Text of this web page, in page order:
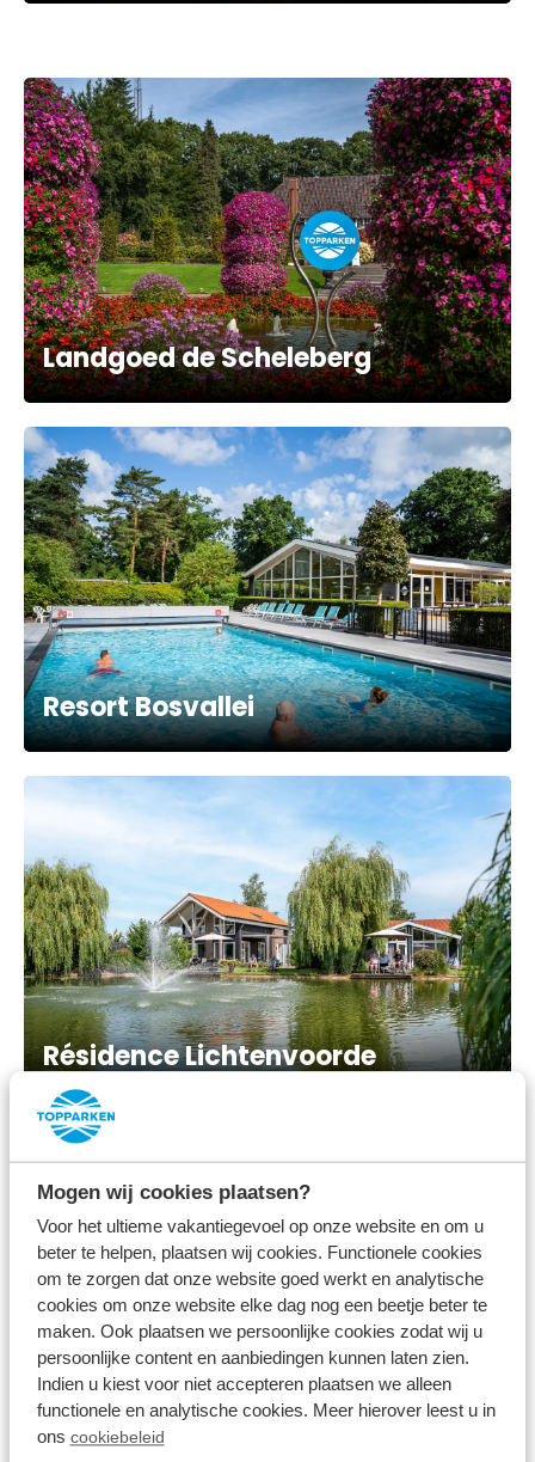
Mogen wij cookies plaatsen?
Voor het ultieme vakantiegevoel op onze website en om u
beter te helpen, plaatsen wij cookies. Functionele cookies
om te zorgen dat onze website goed werkt en analytische
cookies om onze website elke dag nog een beetje beter te
maken. Ook plaatsen we persoonlijke cookies zodat wij u
persoonlijke content en aanbiedingen kunnen laten zien.
Indien u kiest voor niet accepteren plaatsen we alleen
functionele en analytische cookies. Meer hierover leest u in
ons cookiebeleid
Landgoed de Scheleberg
Resort Bosvallei
Résidence Lichtenvoorde
Résidence Valkenburg